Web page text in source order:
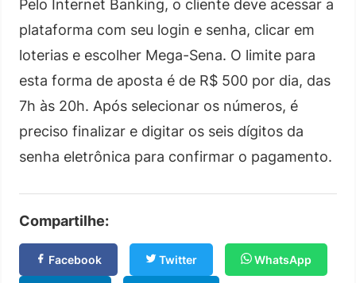
Pelo Internet Banking, o cliente deve acessar a
plataforma com seu login e senha, clicar em
loterias e escolher Mega-Sena. O limite para
esta forma de aposta é de R$ 500 por dia, das
7h às 20h. Após selecionar os números, é
preciso finalizar e digitar os seis dígitos da
senha eletrônica para confirmar o pagamento.
Compartilhe:
Facebook Twitter WhatsApp